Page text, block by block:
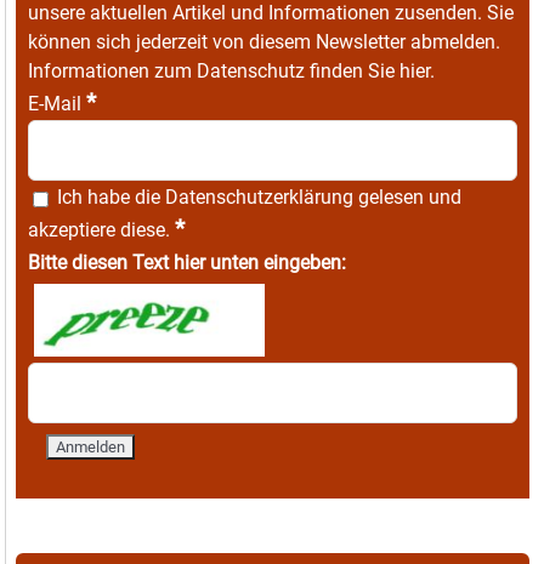
unsere aktuellen Artikel und Informationen zusenden. Sie
können sich jederzeit von diesem Newsletter abmelden.
Informationen zum Datenschutz finden Sie hier.
E-Mail *
Ich habe die Datenschutzerklärung gelesen und
akzeptiere diese. *
Bitte diesen Text hier unten eingeben: